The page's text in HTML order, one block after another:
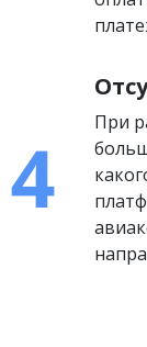
При